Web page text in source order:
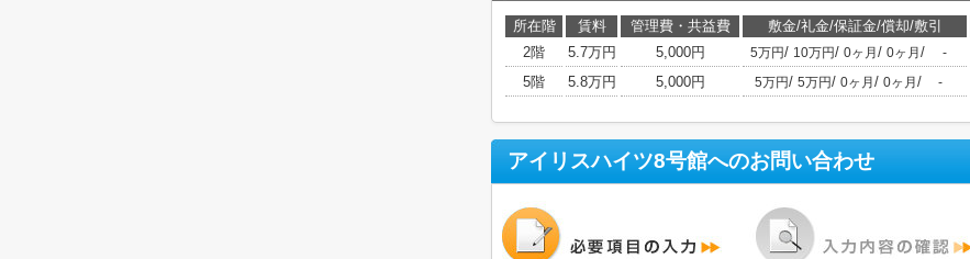
所在階 賃料 管理費・共益費 敷金/礼金/保証金/償却/敷引
2階
5.7万円 5,000円 5万円/ 10万円/ 0ヶ月 / 0ヶ月 / -
5階
5.8万円 5,000円 5万円/ 5万円/ 0ヶ月 / 0ヶ月 / -
アイリスハイツ8号館へのお問い合わせ